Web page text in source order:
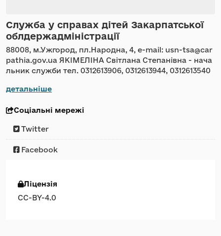
Служба у справах дітей Закарпатської
облдержадміністрації
88008, м.Ужгород, пл.Народна, 4, e-mail: usn-tsa@car
pathia.gov.ua ЯКІМЕЛІНА Світлана Степанівна - нача
льник служби тел. 0312613906, 0312613944, 0312613540
детальніше
Соціальні мережі
Twitter
Facebook
Ліцензія
CC-BY-4.0